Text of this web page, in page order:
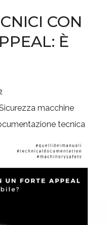
CON
È
macchine
tecnica